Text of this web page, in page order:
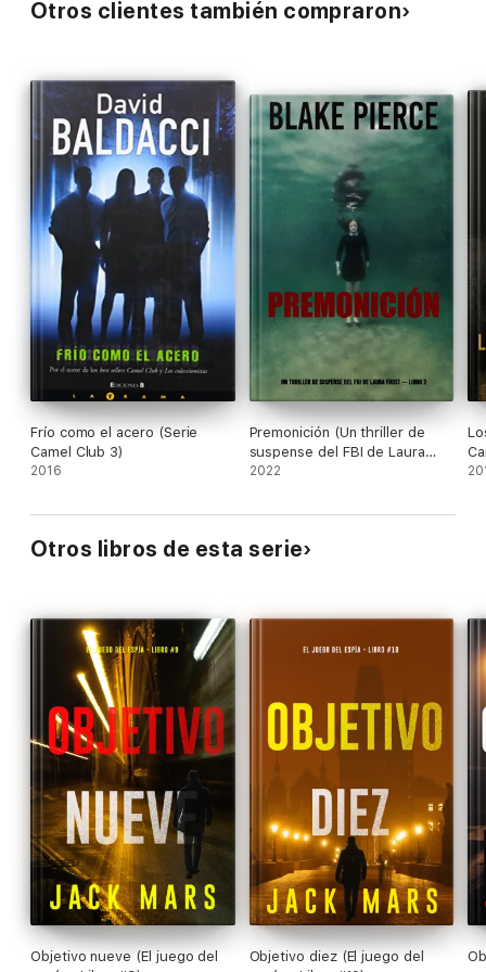
Otros clientes también compraron
Frío como el acero (Serie
Camel Club 3)
2016
Premonición (Un thriller de
suspense del FBI de Laura
Frost — Libro 2)
2022
Otros libros de esta serie
Objetivo nueve (El juego del
Objetivo diez (El juego del